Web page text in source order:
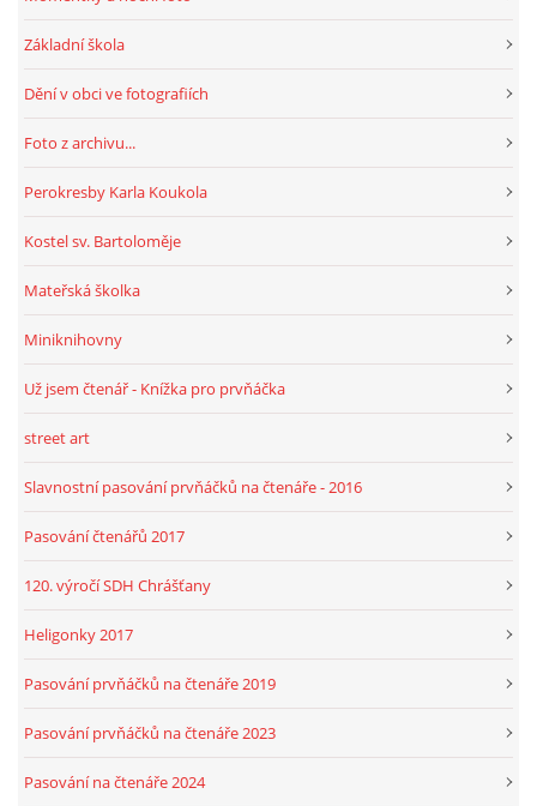
Nahoru ↑
Základní škola
Dění v obci ve fotografiích
Foto z archivu...
Perokresby Karla Koukola
Kostel sv. Bartoloměje
Mateřská školka
Miniknihovny
Už jsem čtenář - Knížka pro prvňáčka
street art
Slavnostní pasování prvňáčků na čtenáře - 2016
Pasování čtenářů 2017
120. výročí SDH Chrášťany
Heligonky 2017
Pasování prvňáčků na čtenáře 2019
Pasování prvňáčků na čtenáře 2023
Pasování na čtenáře 2024